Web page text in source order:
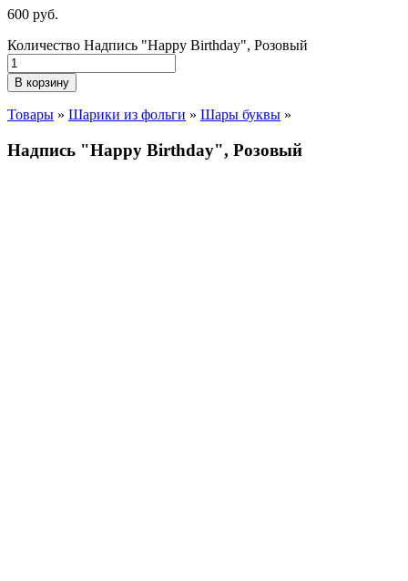
600 руб.
Количество Надпись "Happy Birthday", Розовый
В корзину
Товары » Шарики из фольги » Шары буквы »
Надпись "Happy Birthday", Розовый